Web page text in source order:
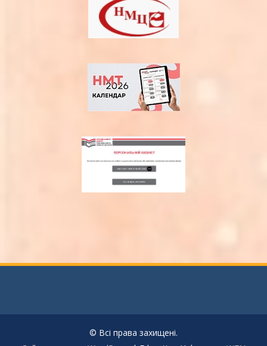
© Всі права захищені.